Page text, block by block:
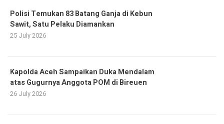
Polisi Temukan 83 Batang Ganja di Kebun
Sawit, Satu Pelaku Diamankan
25 July 2026
Kapolda Aceh Sampaikan Duka Mendalam
atas Gugurnya Anggota POM di Bireuen
26 July 2026